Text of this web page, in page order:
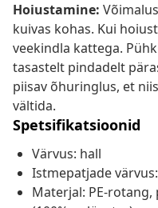
Hoiustamine:
kuivas kohas. Kui
veekindla kattega.
tasastelt pindadelt
piisav õhuringlus, et
vältida.
Spetsifikatsioonid
Värvus: hall
Istmepatjade
Materjal: PE-